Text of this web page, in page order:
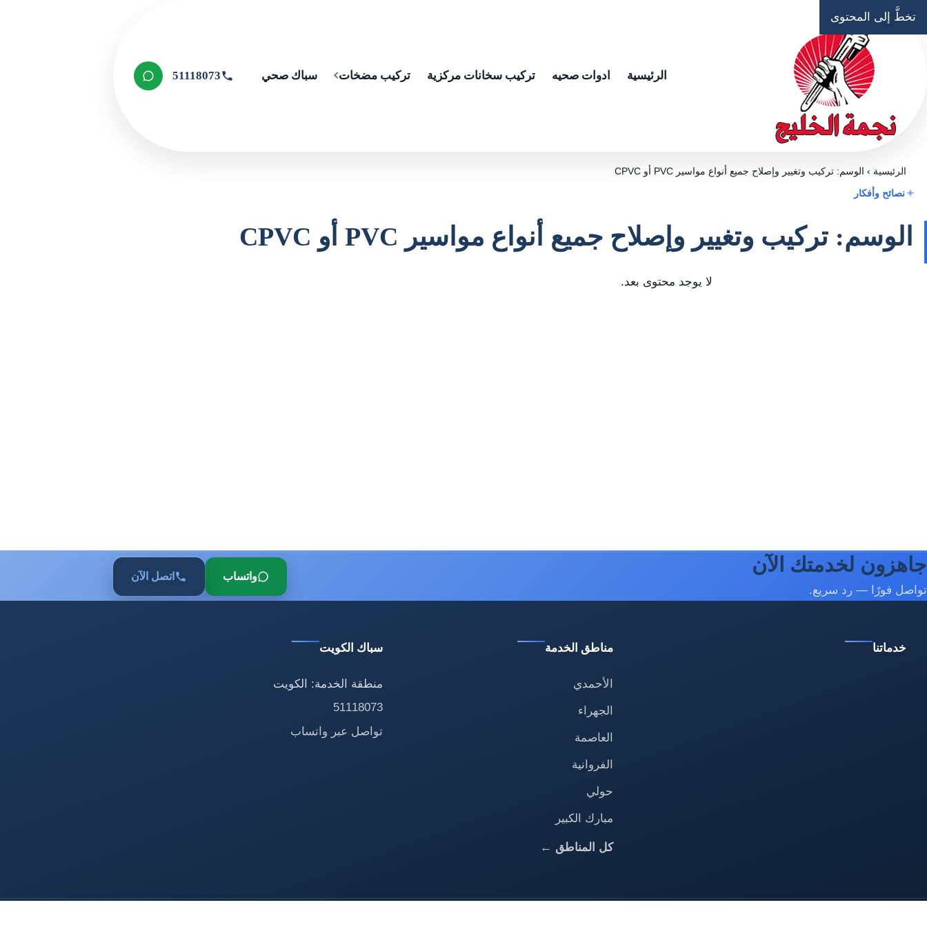
تخطَّ إلى المحتوى
الرئيسية ادوات صحيه تركيب سخانات مركزية تركيب مضخات سباك صحي 51118073
الرئيسية › الوسم: تركيب وتغيير وإصلاح جميع أنواع مواسير PVC أو CPVC
نصائح وأفكار
الوسم: تركيب وتغيير وإصلاح جميع أنواع مواسير PVC أو CPVC
لا يوجد محتوى بعد.
جاهزون لخدمتك الآن
تواصل فورًا — رد سريع.
واتساب اتصل الآن
خدماتنا مناطق الخدمة
الأحمدي
الجهراء
العاصمة
الفروانية
حولي
مبارك الكبير
كل المناطق ←
سباك الكويت
منطقة الخدمة: الكويت
51118073
تواصل عبر واتساب